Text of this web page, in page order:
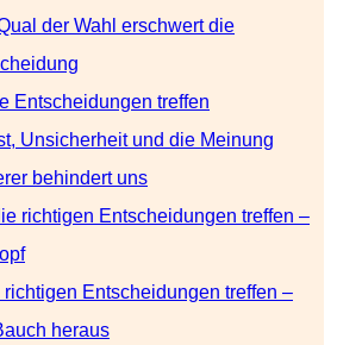
der Wahl erschwert die
Entscheidungen treffen
Unsicherheit und die Meinung
behindert uns
richtigen Entscheidungen treffen –
richtigen Entscheidungen treffen –
heraus